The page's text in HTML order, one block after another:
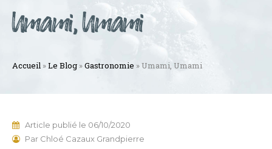
Umami, Umami
Accueil »Le Blog »Gastronomie »Umami, Umami
Article publié le 06/10/2020
Par Chloé Cazaux Grandpierre